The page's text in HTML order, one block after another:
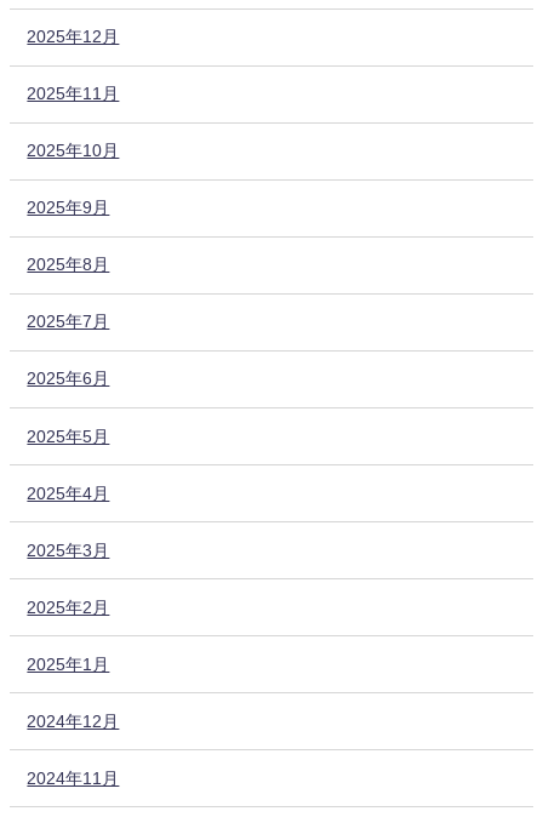
2025年12月
2025年11月
2025年10月
2025年9月
2025年8月
2025年7月
2025年6月
2025年5月
2025年4月
2025年3月
2025年2月
2025年1月
2024年12月
2024年11月